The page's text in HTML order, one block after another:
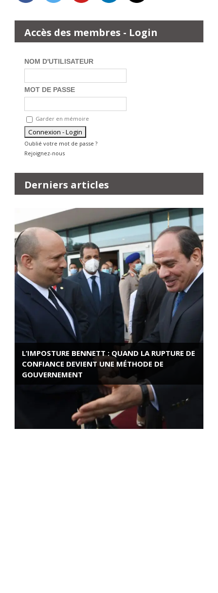
Accès des membres - Login
NOM D'UTILISATEUR
MOT DE PASSE
Garder en mémoire
Oublié votre mot de passe ?
Rejoignez-nous
Derniers articles
L’IMPOSTURE BENNETT : QUAND LA RUPTURE DE
CONFIANCE DEVIENT UNE MÉTHODE DE
GOUVERNEMENT
ROSE VALLAND, HEROÏNE DE LA RESISTANCE